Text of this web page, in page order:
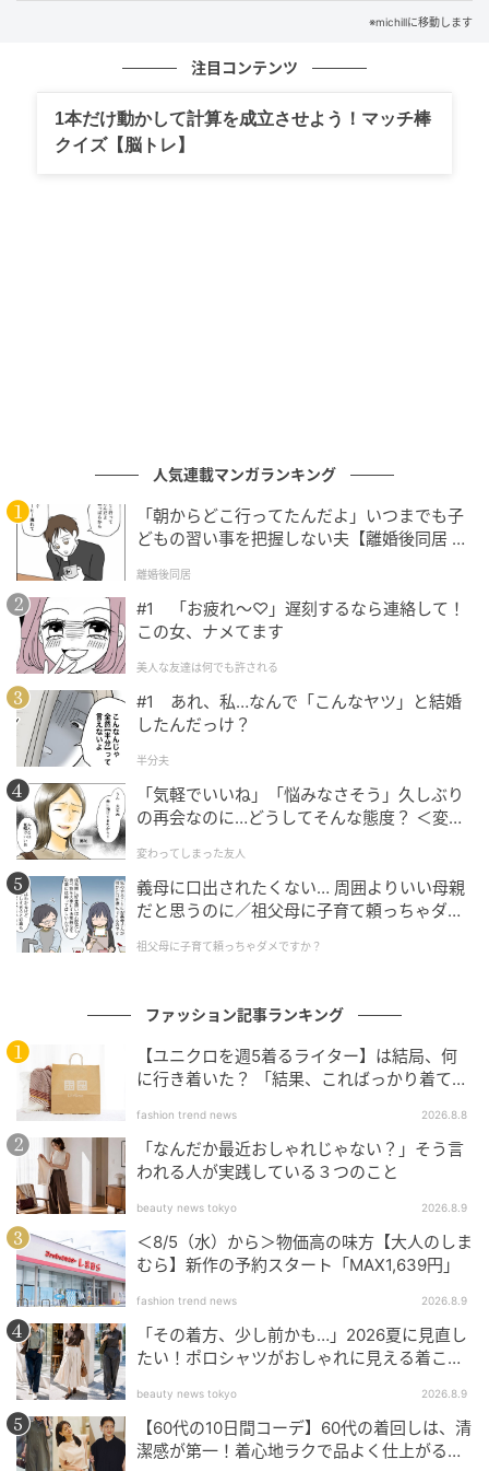
￥3,990（税込）※値下げ価格
コットン100％の本格的なデニム素材の1本。ローライ
ズのヒップから広がるワイドフレアシルエットが特徴
で、脚をすらりと見せる効果も抜群です。バックのウ
ェルトポケットが新鮮な表情をプラスし、後ろ姿まで
おしゃれな印象に♪
きれいなシルエットに決まる♡バギージーン
ズ
出典：ユニクロ公式オンラインストア
バギージーンズ
※michillに移動します
注目コンテンツ
1本だけ動かして計算を成立させよう！マッチ棒
クイズ【脳トレ】
人気連載マンガランキング
「朝からどこ行ってたんだよ」いつまでも子
どもの習い事を把握しない夫【離婚後同居 Vo
離婚後同居
#1 「お疲れ〜♡」遅刻するなら連絡して！
この女、ナメてます
美人な友達は何でも許される
#1 あれ、私…なんで「こんなヤツ」と結婚
したんだっけ？
半分夫
「気軽でいいね」「悩みなさそう」久しぶり
の再会なのに…どうしてそんな態度？ ＜変わ
日には】
変わってしまった友人
義母に口出されたくない… 周囲よりいい母親
だと思うのに／祖父母に子育て頼っちゃダメ
んが】
祖父母に子育て頼っちゃダメですか？
ファッション記事ランキング
【ユニクロを週5着るライター】は結局、何
に行き着いた？ 「結果、こればっかり着てま
fashion trend news 2026.8.8
「なんだか最近おしゃれじゃない？」そう言
われる人が実践している３つのこと
beauty news tokyo 2026.8.9
＜8/5（水）から＞物価高の味方【大人のしま
むら】新作の予約スタート「MAX1,639円」
fashion trend news 2026.8.9
「その着方、少し前かも…」2026夏に見直し
たい！ポロシャツがおしゃれに見える着こな
beauty news tokyo 2026.8.9
【60代の10日間コーデ】60代の着回しは、清
潔感が第一！着心地ラクで品よく仕上がる大